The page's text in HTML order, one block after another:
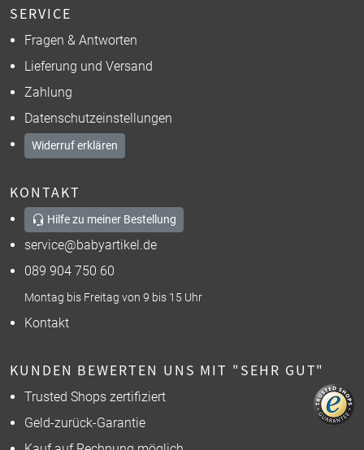
SERVICE
Fragen & Antworten
Lieferung und Versand
Zahlung
Datenschutzeinstellungen
Widerruf erklären
KONTAKT
Hilfe zu meiner Bestellung
service@babyartikel.de
089 904 750 60
Montag bis Freitag von 9 bis 15 Uhr
Kontakt
KUNDEN BEWERTEN UNS MIT "SEHR GUT"
Trusted Shops zertifiziert
Geld-zurück-Garantie